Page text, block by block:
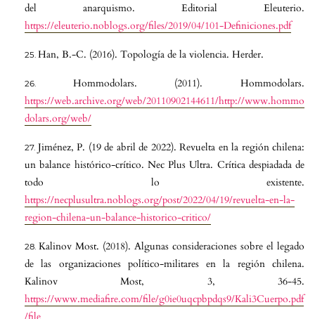
del anarquismo. Editorial Eleuterio.
https://eleuterio.noblogs.org/files/2019/04/101-Definiciones.pdf
Han, B.-C. (2016). Topología de la violencia. Herder.
Hommodolars. (2011). Hommodolars.
https://web.archive.org/web/20110902144611/http://www.hommo
dolars.org/web/
Jiménez, P. (19 de abril de 2022). Revuelta en la región chilena:
un balance histórico-crítico. Nec Plus Ultra. Crítica despiadada de
todo lo existente.
https://necplusultra.noblogs.org/post/2022/04/19/revuelta-en-la-
region-chilena-un-balance-historico-critico/
Kalinov Most. (2018). Algunas consideraciones sobre el legado
de las organizaciones político-militares en la región chilena.
Kalinov Most, 3, 36-45.
https://www.mediafire.com/file/g0ie0uqcpbpdqs9/Kali3Cuerpo.pdf
/file